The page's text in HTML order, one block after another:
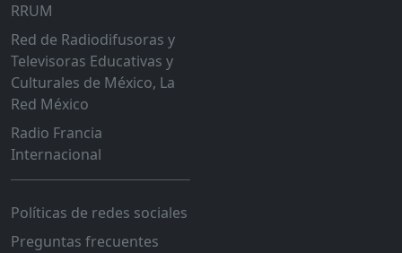
RRUM
Red de Radiodifusoras y
Televisoras Educativas y
Culturales de México, La
Red México
Radio Francia
Internacional
Políticas de redes sociales
Preguntas frecuentes